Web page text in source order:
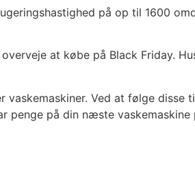
på op til 1600
at købe på Black Friday.
Ved at følge
på din næste vaskemaskine